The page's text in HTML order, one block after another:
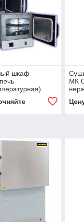
шкаф
350 ALSP (сталь)
МК